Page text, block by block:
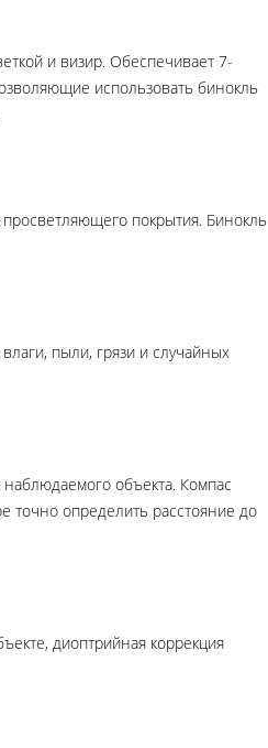
и визир. Обеспечивает 7-
использовать бинокль
покрытия. Бинокль
пыли, грязи и случайных
объекта. Компас
точно определить расстояние до
диоптрийная коррекция